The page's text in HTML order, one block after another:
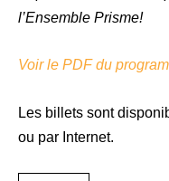
l’Ensemble Prisme!
Voir le PDF du
Les billets sont
ou par Internet.